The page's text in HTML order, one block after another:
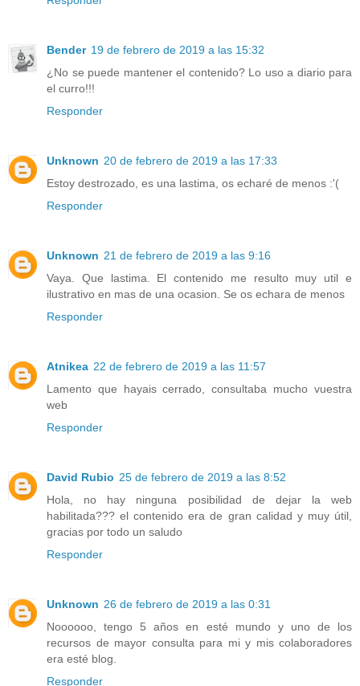
Bender 19 de febrero de 2019 a las 15:32
¿No se puede mantener el contenido? Lo uso a diario para
el curro!!!
Responder
Unknown 20 de febrero de 2019 a las 17:33
Estoy destrozado, es una lastima, os echaré de menos :'(
Responder
Unknown 21 de febrero de 2019 a las 9:16
Vaya. Que lastima. El contenido me resulto muy util e
ilustrativo en mas de una ocasion. Se os echara de menos
Responder
Atnikea 22 de febrero de 2019 a las 11:57
Lamento que hayais cerrado, consultaba mucho vuestra
web
Responder
David Rubio 25 de febrero de 2019 a las 8:52
Hola, no hay ninguna posibilidad de dejar la web
habilitada??? el contenido era de gran calidad y muy útil,
gracias por todo un saludo
Responder
Unknown 26 de febrero de 2019 a las 0:31
Noooooo, tengo 5 años en esté mundo y uno de los
recursos de mayor consulta para mi y mis colaboradores
era esté blog.
Responder